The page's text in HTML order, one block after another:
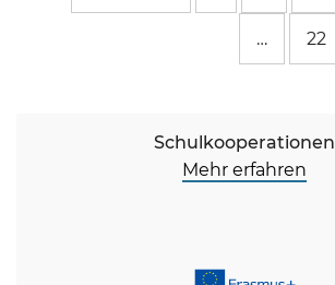
… 22
Schulkooperationen
Mehr erfahren